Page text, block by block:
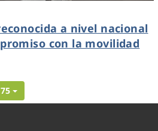
a nivel nacional
con la movilidad